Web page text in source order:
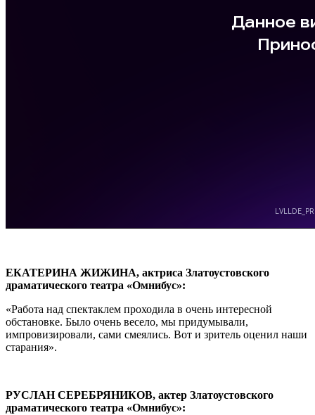
ЕКАТЕРИНА ЖИЖИНА, актриса Златоустовского
драматического театра «Омнибус»:
«Работа над спектаклем проходила в очень интересной
обстановке. Было очень весело, мы придумывали,
импровизировали, сами смеялись. Вот и зритель оценил наши
старания».
РУСЛАН СЕРЕБРЯНИКОВ, актер Златоустовского
драматического театра «Омнибус»: